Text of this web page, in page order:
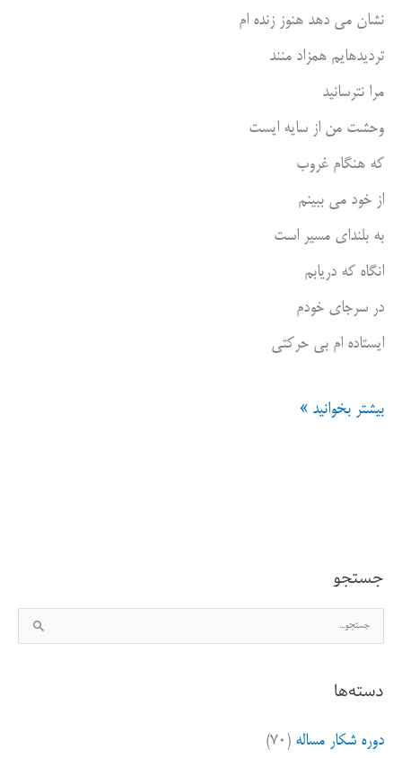
نشان می دهد هنوز زنده ام
تردیدهایم همزاد منند
مرا نترسانید
وحشت من از سایه ایست
که هنگام غروب
از خود می ببینم
به بلندای مسیر است
انگاه که دریابم
در سرجای خودم
ایستاده ام بی حرکتی
تردیدهایم
بیشتر بخوانید »
جستجو
س
ج
ب
دسته‌ها
دوره شکار مساله (۷۰)